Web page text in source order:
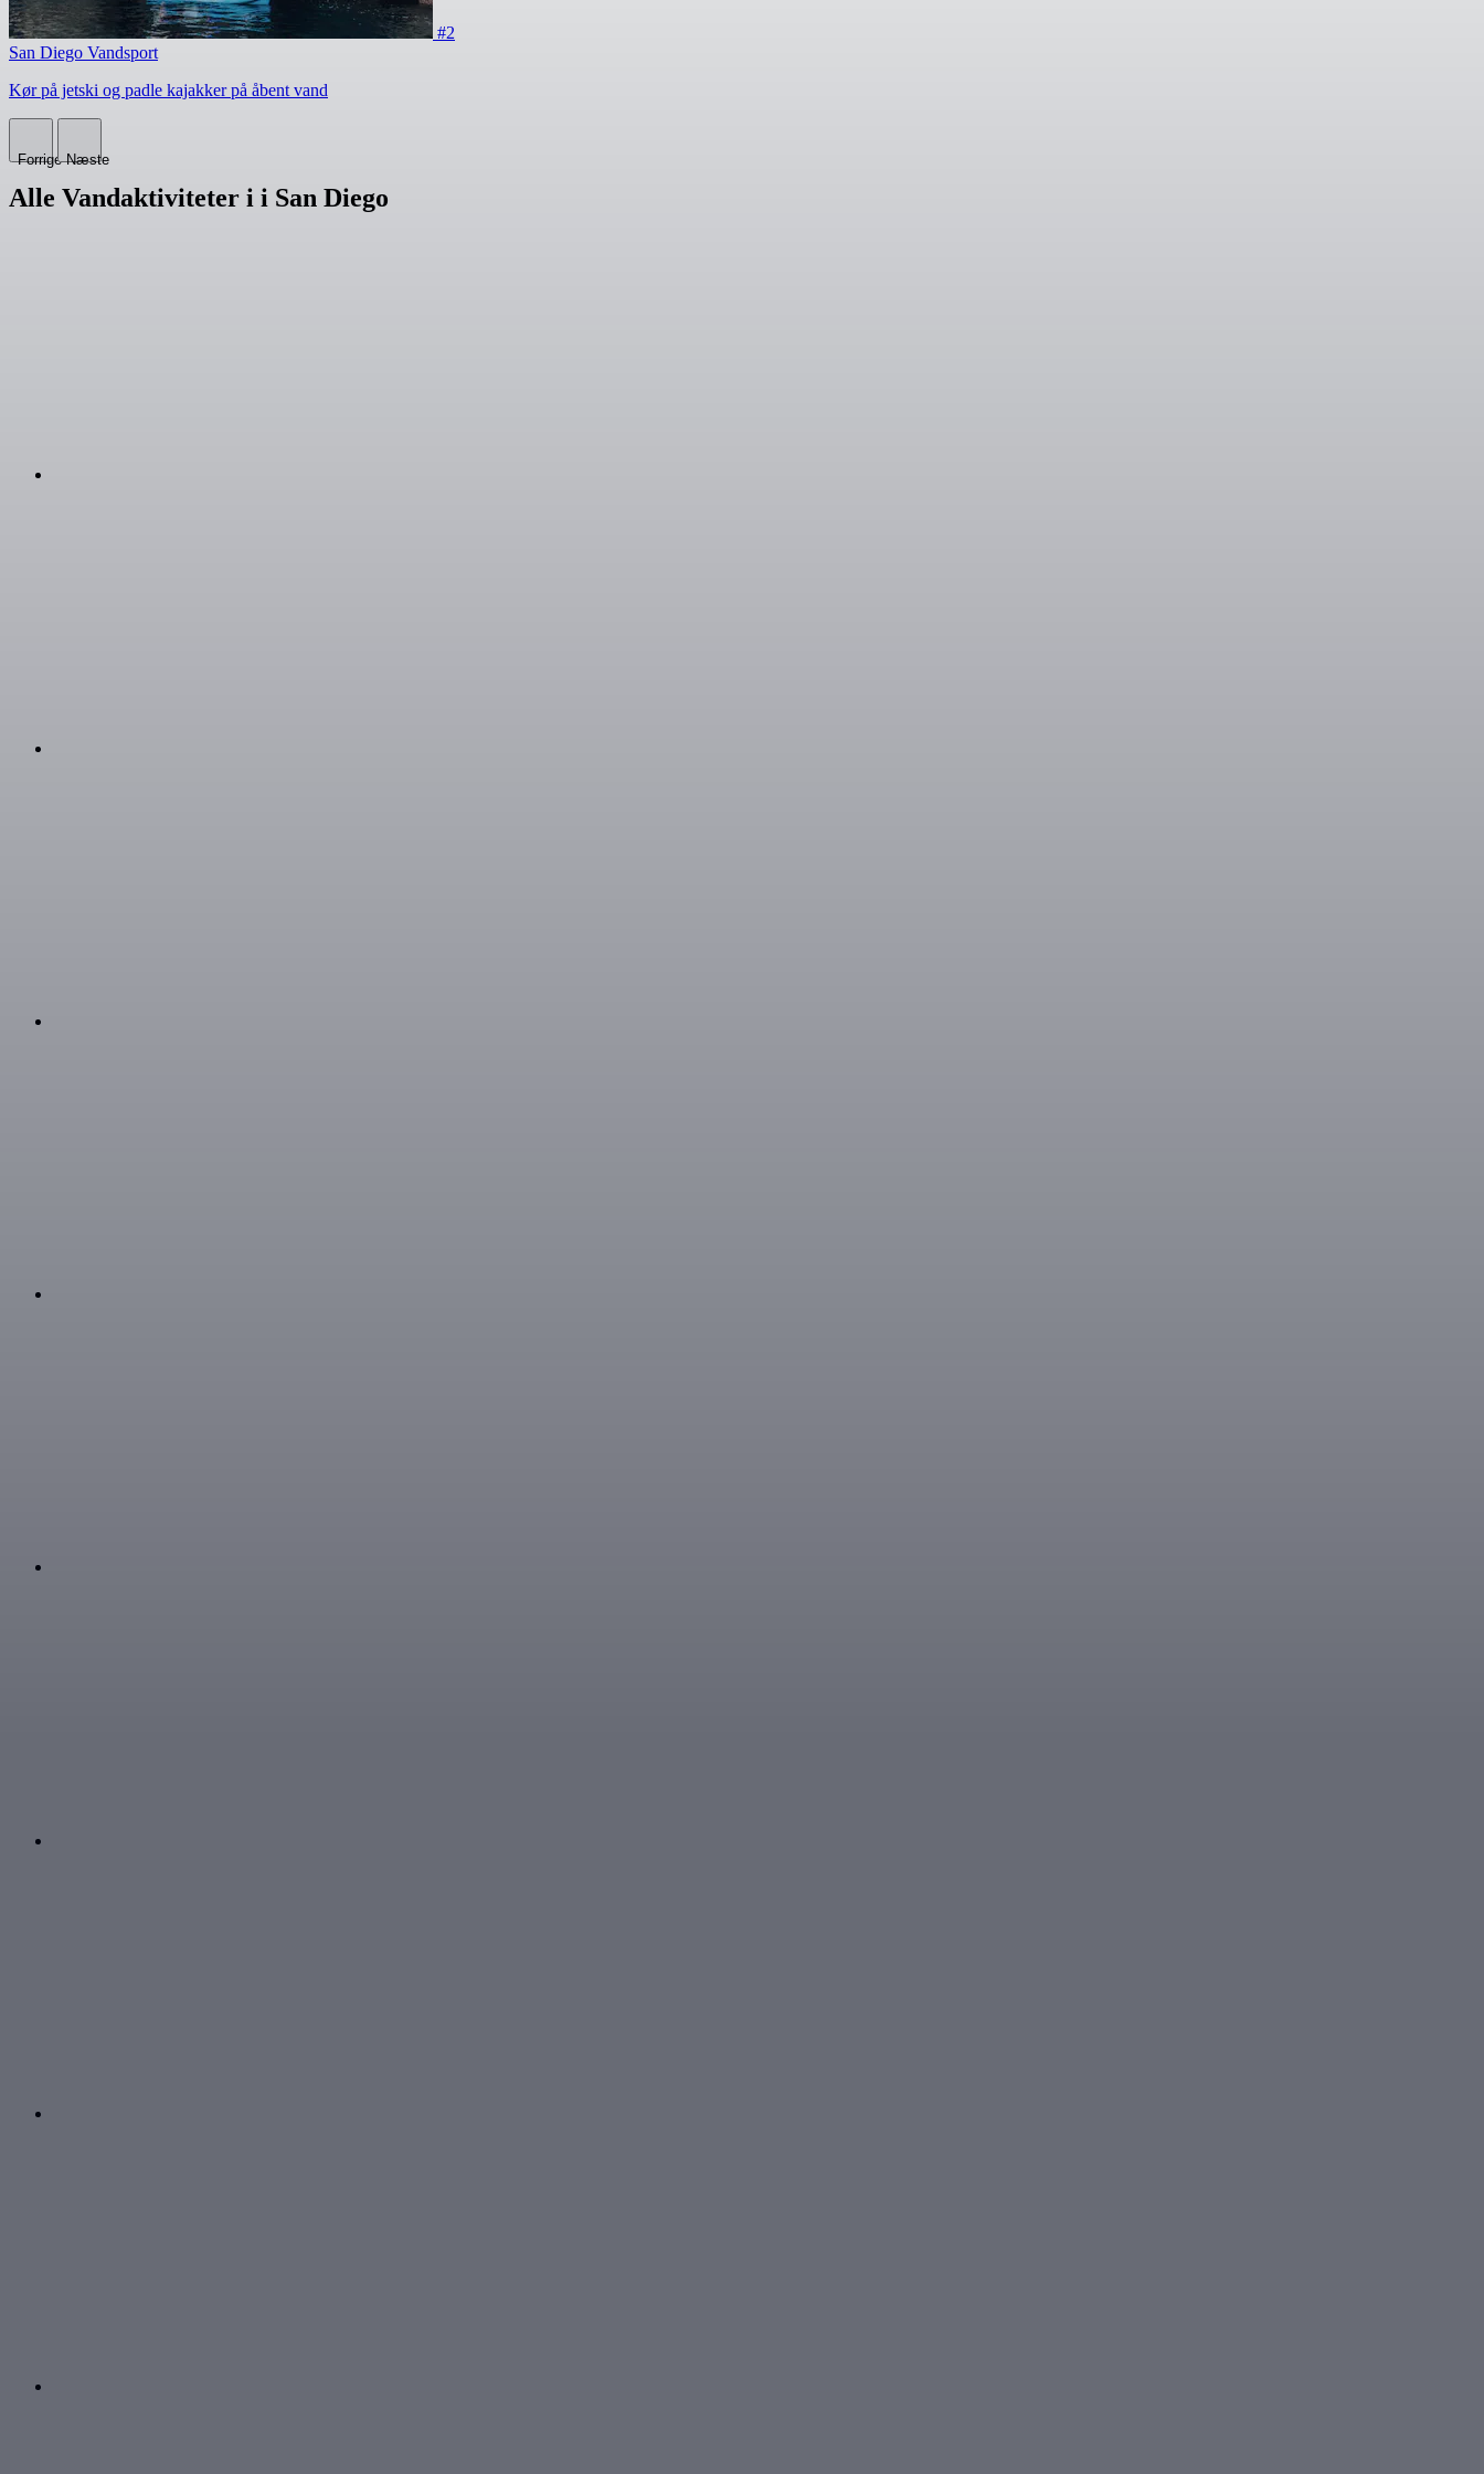
#2
San Diego Vandsport
Kør på jetski og padle kajakker på åbent vand
Forrige Næste
Alle Vandaktiviteter i i San Diego